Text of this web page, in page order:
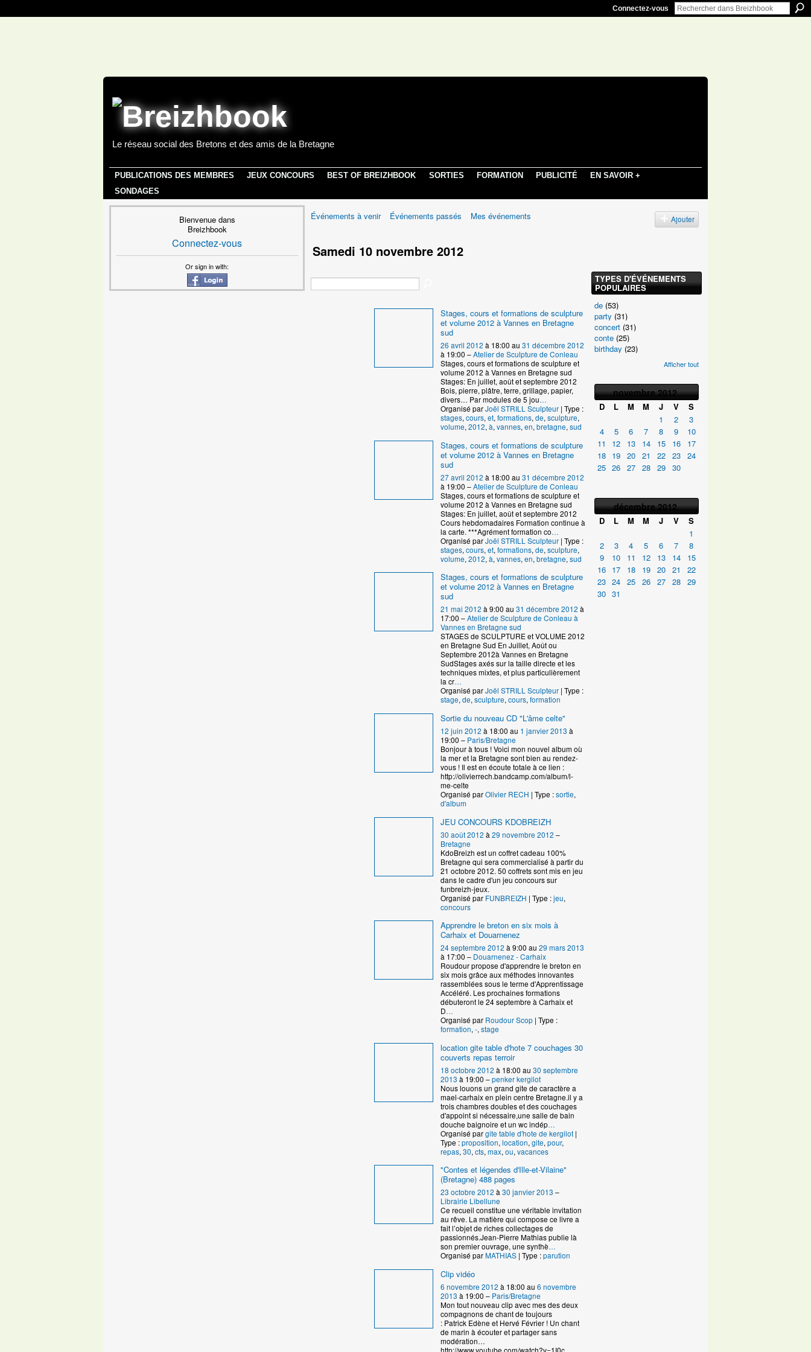
Connectez-vous
Le réseau social des Bretons et des amis de la Bretagne
PUBLICATIONS DES MEMBRES JEUX CONCOURS BEST OF BREIZHBOOK SORTIES FORMATION PUBLICITÉ
EN SAVOIR +
SONDAGES
Bienvenue dans
Breizhbook
Connectez-vous
Or sign in with:
Événements à venir Événements passés Mes événements Ajouter
Samedi 10 novembre 2012
Stages, cours et formations de sculpture
et volume 2012 à Vannes en Bretagne
sud
26 avril 2012 à 18:00 au 31 décembre 2012
à 19:00 –Atelier de Sculpture de Conleau
Stages, cours et formations de sculpture et
volume 2012 à Vannes en Bretagne sud
Stages: En juillet, août et septembre 2012
Bois, pierre, plâtre, terre, grillage, papier,
divers… Par modules de 5 jou…
Organisé parJoël STRILL Sculpteur | Type :
stages, cours, et, formations, de, sculpture,
volume, 2012, à, vannes, en, bretagne, sud
Stages, cours et formations de sculpture
et volume 2012 à Vannes en Bretagne
sud
27 avril 2012 à 18:00 au 31 décembre 2012
à 19:00 –Atelier de Sculpture de Conleau
Stages, cours et formations de sculpture et
volume 2012 à Vannes en Bretagne sud
Stages: En juillet, août et septembre 2012
Cours hebdomadaires Formation continue à
la carte. ***Agrément formation co…
Organisé parJoël STRILL Sculpteur | Type :
stages, cours, et, formations, de, sculpture,
volume, 2012, à, vannes, en, bretagne, sud
Stages, cours et formations de sculpture
et volume 2012 à Vannes en Bretagne
sud
21 mai 2012 à 9:00 au 31 décembre 2012 à
17:00 –Atelier de Sculpture de Conleau à
Vannes en Bretagne sud
STAGES de SCULPTURE et VOLUME 2012
en Bretagne Sud En Juillet, Août ou
Septembre 2012à Vannes en Bretagne
SudStages axés sur la taille directe et les
techniques mixtes, et plus particulièrement
la cr…
Organisé parJoël STRILL Sculpteur | Type :
stage,de,sculpture,cours,formation
Sortie du nouveau CD "L'âme celte"
12 juin 2012 à 18:00 au 1 janvier 2013 à
19:00 – Paris/Bretagne
Bonjour à tous ! Voici mon nouvel album où
la mer et la Bretagne sont bien au rendez-
vous ! Il est en écoute totale à ce lien :
http://olivierrech.bandcamp.com/album/l-
me-celte
Organisé parOlivier RECH | Type :sortie,
d'album
JEU CONCOURS KDOBREIZH
30 août 2012 à 29 novembre 2012 –
Bretagne
KdoBreizh est un coffret cadeau 100%
Bretagne qui sera commercialisé à partir du
21 octobre 2012. 50 coffrets sont mis en jeu
dans le cadre d'un jeu concours sur
funbreizh-jeux.
Organisé par FUNBREIZH | Type :jeu,
concours
Apprendre le breton en six mois à
Carhaix et Douarnenez
24 septembre 2012 à 9:00 au 29 mars 2013
à 17:00 – Douarnenez - Carhaix
Roudour propose d'apprendre le breton en
six mois grâce aux méthodes innovantes
rassemblées sous le terme d'Apprentissage
Accéléré. Les prochaines formations
débuteront le 24 septembre à Carhaix et
D…
Organisé par Roudour Scop | Type :
formation, -, stage
location gite table d'hote 7 couchages 30
couverts repas terroir
18 octobre 2012 à 18:00 au 30 septembre
2013 à 19:00 –penker kergilot
Nous louons un grand gite de caractère a
mael-carhaix en plein centre Bretagne.il y a
trois chambres doubles et des couchages
d'appoint si nécessaire,une salle de bain
douche baignoire et un wc indép…
Organisé pargite table d'hote de kergilot |
Type :proposition, location, gite, pour,
repas, 30, cts, max, ou, vacances
"Contes et légendes d'Ille-et-Vilaine"
(Bretagne) 488 pages
23 octobre 2012 à 30 janvier 2013 –
Librairie Libellune
Ce recueil constitue une véritable invitation
au rêve. La matière qui compose ce livre a
fait l’objet de riches collectages de
passionnés.Jean-Pierre Mathias publie là
son premier ouvrage, une synthè…
Organisé parMATHIAS | Type :parution
Clip vidéo
6 novembre 2012 à 18:00 au 6 novembre
2013 à 19:00 – Paris/Bretagne
Mon tout nouveau clip avec mes des deux
compagnons de chant de toujours
: Patrick Edène et Hervé Février ! Un chant
de marin à écouter et partager sans
modération…
http://www.youtube.com/watch?v=1I0c
TYPES D'ÉVÉNEMENTS
POPULAIRES
de (53)
party (31)
concert (31)
conte (25)
birthday (23)
Afficher tout
novembre 2012
D L M M J V
S
1
2
3
4
5 6 7 8 9
10
11
12 13 14 15 16
17
18 19 20 21 22 23
24
25 26 27 28 29 30
décembre 2012
D L M M J V
S
1
2
3 4 5 6 7
8
9
10 11 12 13 14
15
16 17 18 19 20 21
22
23 24 25 26 27 28
29
30 31